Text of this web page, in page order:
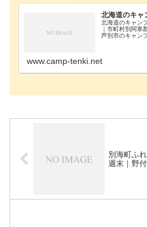
北海道のキャ
北海道のキャン
｜市町村別阿寒
芦別市のキャン
www.camp-tenki.net
別海町ふ
週末｜野